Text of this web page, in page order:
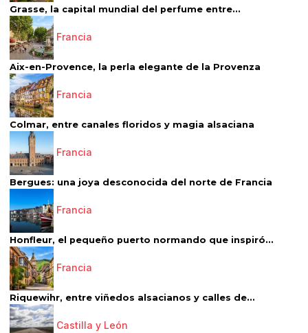
Grasse, la capital mundial del perfume entre...
Francia
Aix-en-Provence, la perla elegante de la Provenza
Francia
Colmar, entre canales floridos y magia alsaciana
Francia
Bergues: una joya desconocida del norte de Francia
Francia
Honfleur, el pequeño puerto normando que inspiró...
Francia
Riquewihr, entre viñedos alsacianos y calles de...
Castilla y León